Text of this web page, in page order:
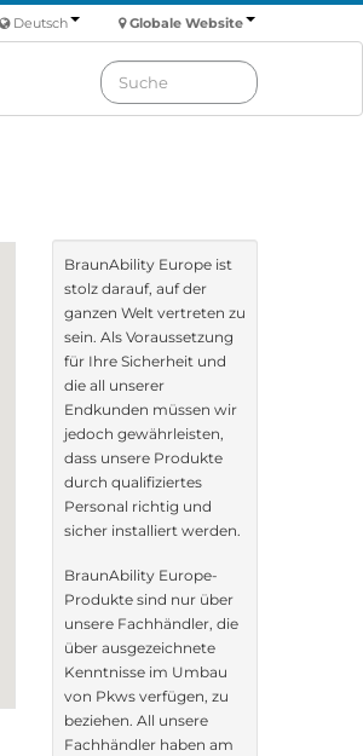
Globale Website
Deutsch
BraunAbility Europe ist
stolz darauf, auf der
ganzen Welt vertreten zu
sein. Als Voraussetzung
für Ihre Sicherheit und
die all unserer
Endkunden müssen wir
jedoch gewährleisten,
dass unsere Produkte
durch qualifiziertes
Personal richtig und
sicher installiert werden.
BraunAbility Europe-
Produkte sind nur über
unsere Fachhändler, die
über ausgezeichnete
Kenntnisse im Umbau
von Pkws verfügen, zu
beziehen. All unsere
Fachhändler haben am